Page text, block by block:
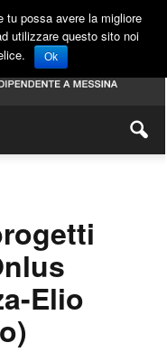
Elio
tu possa avere la migliore
utilizzare questo sito noi
Ok